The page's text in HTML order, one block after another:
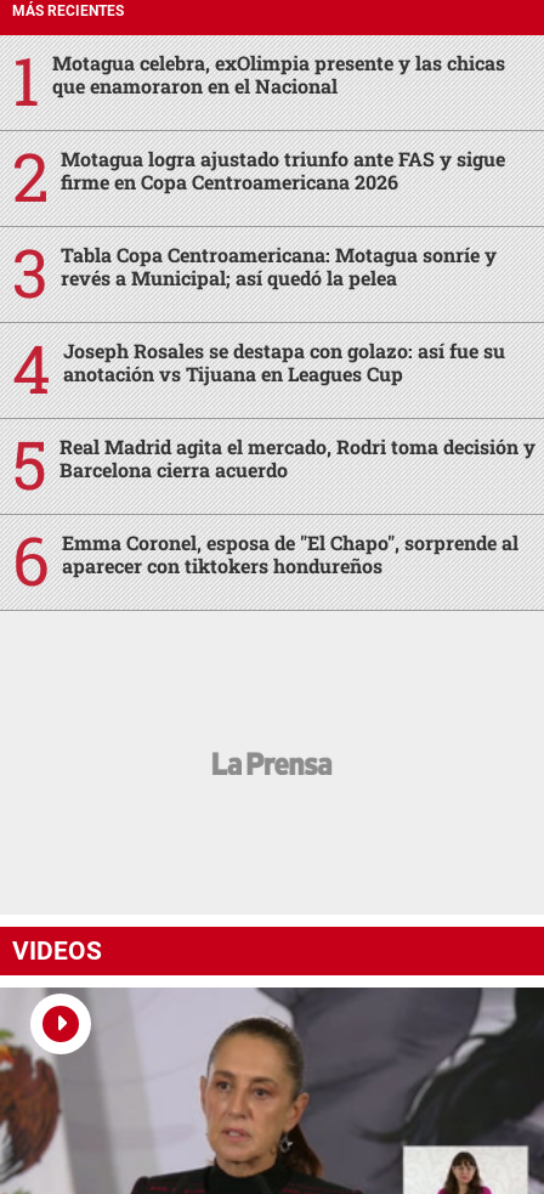
MÁS RECIENTES
Motagua celebra, exOlimpia presente y las chicas
que enamoraron en el Nacional
Motagua logra ajustado triunfo ante FAS y sigue
firme en Copa Centroamericana 2026
Tabla Copa Centroamericana: Motagua sonríe y
revés a Municipal; así quedó la pelea
Joseph Rosales se destapa con golazo: así fue su
anotación vs Tijuana en Leagues Cup
Real Madrid agita el mercado, Rodri toma decisión y
Barcelona cierra acuerdo
Emma Coronel, esposa de "El Chapo", sorprende al
aparecer con tiktokers hondureños
VIDEOS